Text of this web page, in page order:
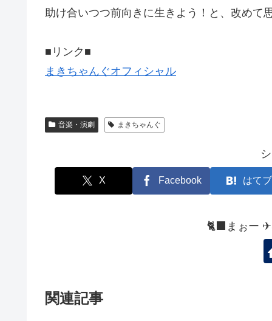
助け合いつつ前向きに生きよう！と、改めて
■リンク■
まきちゃんぐオフィシャル
音楽・演劇 まきちゃんぐ
X Facebook はてブ
🐈‍⬛まぉー
関連記事